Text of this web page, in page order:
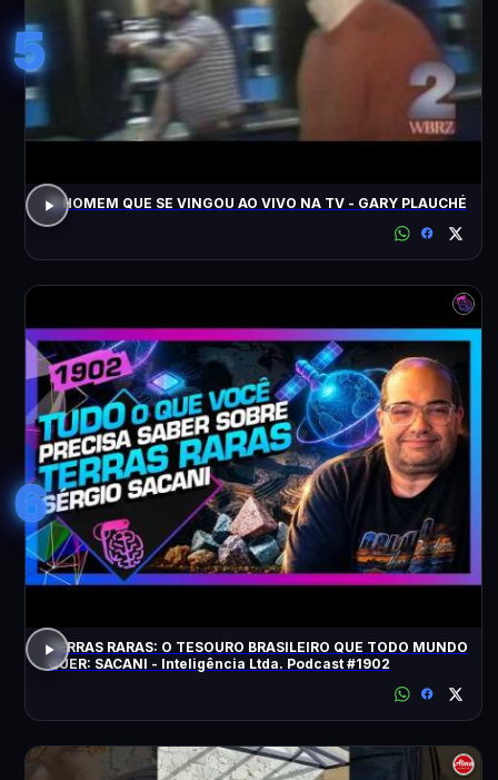
5
O HOMEM QUE SE VINGOU AO VIVO NA TV - GARY PLAUCHÉ
6
TERRAS RARAS: O TESOURO BRASILEIRO QUE TODO MUNDO
QUER: SACANI - Inteligência Ltda. Podcast #1902